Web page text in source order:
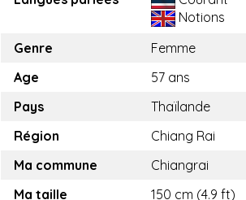
Notions
Genre
Femme
Age
57 ans
Pays
Thaïlande
Région
Chiang Rai
Ma commune
Chiangrai
Ma taille
150 cm (4.9 ft)